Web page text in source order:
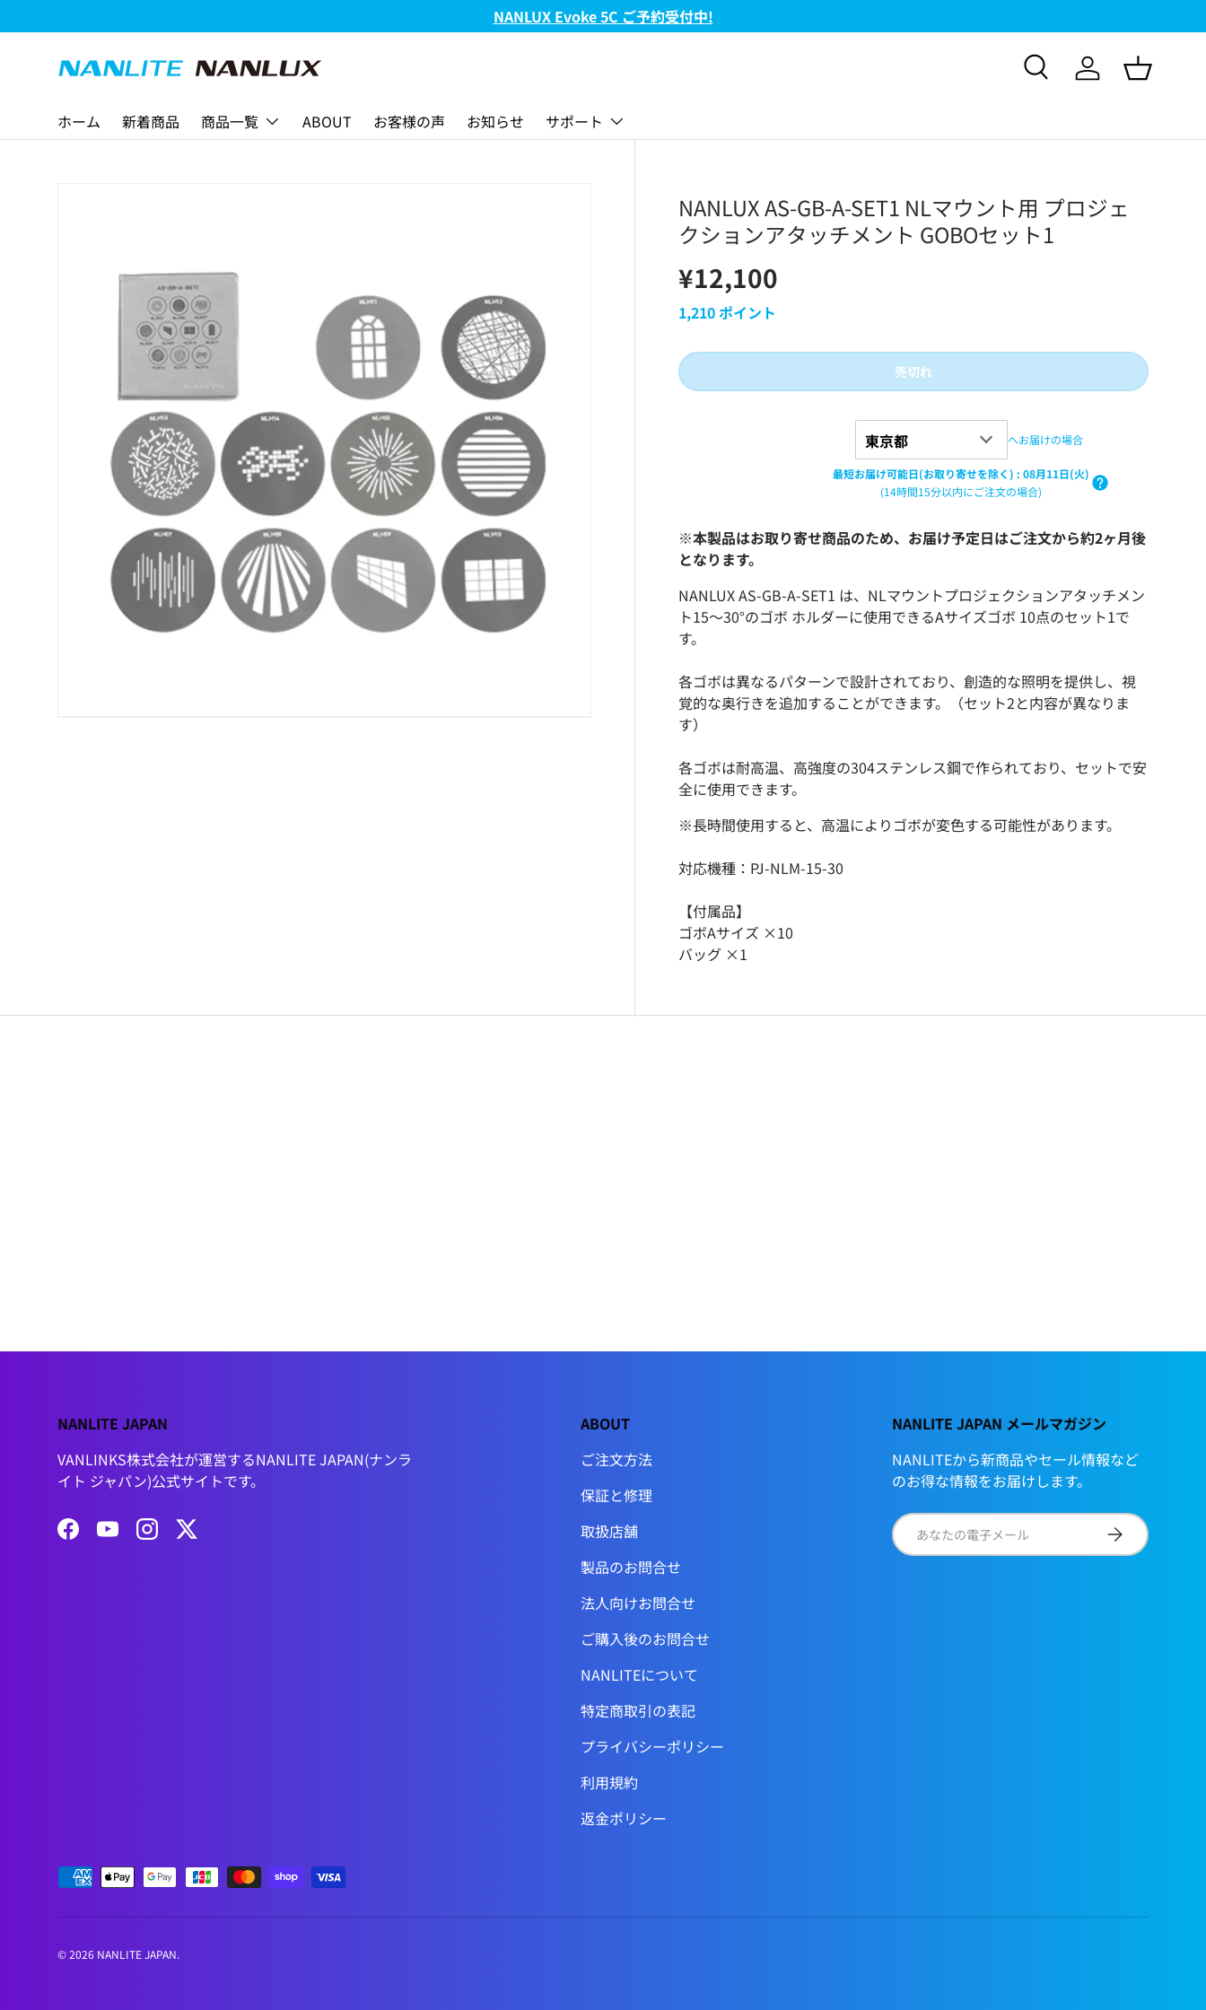
コンテンツへスキップ
検索 ログインバスケッ
ホーム 新着商品 商品一覧 ABOUT お客様の声 お知らせ サポート
NANLUX AS-GB-A-SET1 NLマウント用 プロジェ
クションアタッチメント GOBOセット1
¥12,100
1,210ポイント
売切れ
へお届けの場合
最短お届け可能日(お取り寄せを除く) : 08月11日(火)
(14時間15分以内にご注文の場合)
※本製品はお取り寄せ商品のため、お届け予定日はご注文から約2ヶ月後
となります。
NANLUX AS-GB-A-SET1 は、NLマウントプロジェクションアタッチメン
ト15〜30°のゴボ ホルダーに使用できるAサイズゴボ 10点のセット1で
す。
各ゴボは異なるパターンで設計されており、創造的な照明を提供し、視
覚的な奥行きを追加することができます。（セット2と内容が異なりま
す）
各ゴボは耐高温、高強度の304ステンレス鋼で作られており、セットで安
全に使用できます。
※長時間使用すると、高温によりゴボが変色する可能性があります。
対応機種：PJ-NLM-15-30
【付属品】
ゴボAサイズ ×10
バッグ ×1
NANLITE JAPAN
VANLINKS株式会社が運営するNANLITE JAPAN(ナンラ
イト ジャパン)公式サイトです。
FacebookYouTubeInstagramTwitter
ABOUT
ご注文方法
保証と修理
取扱店舗
製品のお問合せ
法人向けお問合せ
ご購入後のお問合せ
NANLITEについて
特定商取引の表記
プライバシーポリシー
利用規約
返金ポリシー
NANLITE JAPAN メールマガジン
NANLITEから新商品やセール情報など
のお得な情報をお届けします。
電子メール サブスクリプシ
支払方法
© 2026 NANLITE JAPAN.